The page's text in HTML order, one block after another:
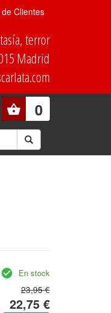
Clientes
terror
Madrid
0
En stock
23,95 €
22,75 €